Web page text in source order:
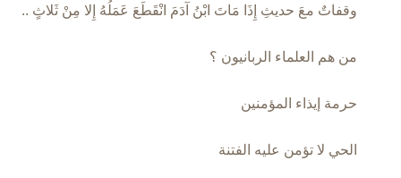
وقفاتٌ معَ حديثِ إِذَا مَاتَ ابْنُ آدَمَ انْقَطَعَ عَمَلُهُ إِلا مِنْ ثَلاثٍ ..
من هم العلماء الربانيون ؟
حرمة إيذاء المؤمنين
الحي لا تؤمن عليه الفتنة